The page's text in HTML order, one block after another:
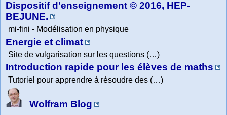
Dispositif d’enseignement © 2016, HEP-
BEJUNE.
mi-fini - Modélisation en physique
Energie et climat
Site de vulgarisation sur les questions (…)
Introduction rapide pour les élèves de maths
Tutoriel pour apprendre à résoudre des (…)
Wolfram Blog